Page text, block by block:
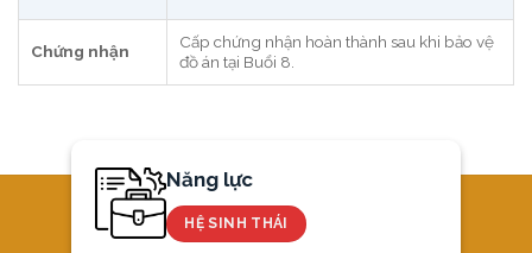
Chứng nhận
Cấp chứng nhận hoàn thành sau khi bảo vệ
đồ án tại Buổi 8.
Năng lực
HỆ SINH THÁI